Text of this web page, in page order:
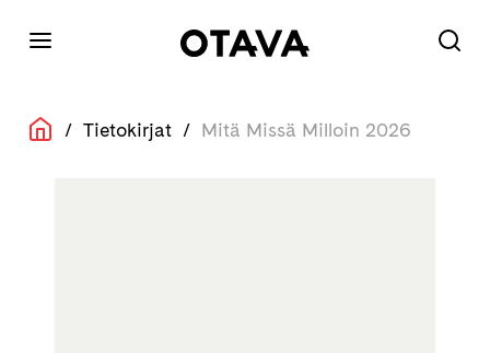
/ Tietokirjat/ Mitä Missä Milloin 2026